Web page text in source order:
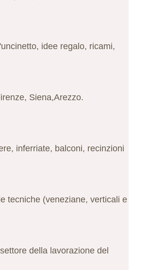
idee regalo, ricami,
Siena,Arezzo.
inferriate, balconi, recinzioni
tecniche (veneziane, verticali e
della lavorazione del